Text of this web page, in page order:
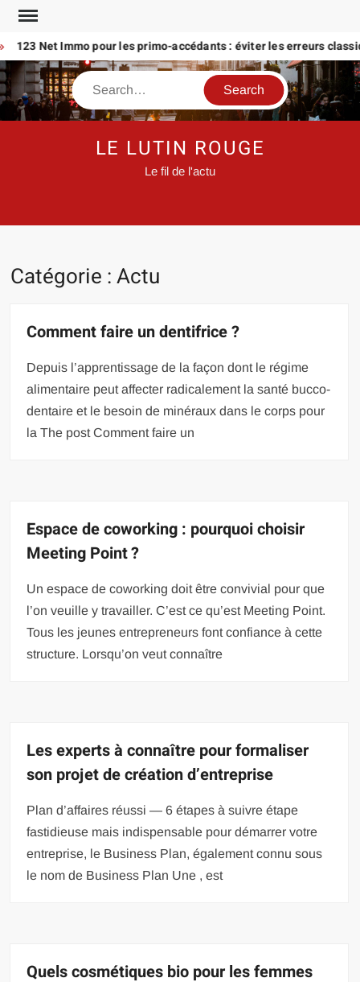
Skip
contentNet Immo pour les primo-accédants : éviter les erreurs
Search
LE LUTIN ROUGE
Le fil de l'actu
Catégorie :Actu
Comment faire un dentifrice ?
Depuis l’apprentissage de la façon dont le régime
alimentaire peut affecter radicalement la santé bucco-
dentaire et le besoin de minéraux dans le corps pour
la The post Comment faire un
Espace de coworking : pourquoi choisir
Meeting Point ?
Un espace de coworking doit être convivial pour que
l’on veuille y travailler. C’est ce qu’est Meeting Point.
Tous les jeunes entrepreneurs font confiance à cette
structure. Lorsqu’on veut connaître
Les experts à connaître pour formaliser
son projet de création d’entreprise
Plan d’affaires réussi — 6 étapes à suivre étape
fastidieuse mais indispensable pour démarrer votre
entreprise, le Business Plan, également connu sous
le nom de Business Plan Une , est
Quels cosmétiques bio pour les femmes